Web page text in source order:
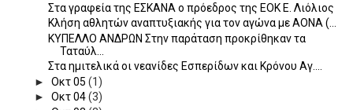
Στα γραφεία της ΕΣΚΑΝΑ ο πρόεδρος της ΕΟΚ Ε. Λιόλιος
Κλήση αθλητών αναπτυξιακής για τον αγώνα με ΑΟΝΑ (...
ΚΥΠΕΛΛΟ ΑΝΔΡΩΝ Στην παράταση προκρίθηκαν τα
Ταταύλ...
Στα ημιτελικά οι νεανίδες Εσπερίδων και Κρόνου Αγ....
► Οκτ 05 (1)
► Οκτ 04(3)